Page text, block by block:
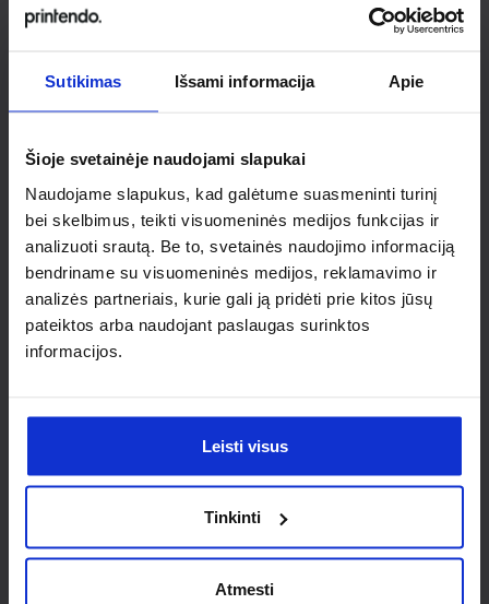
Sutikimas Išsami informacija Apie
Šioje svetainėje naudojami slapukai
Naudojame slapukus, kad galėtume suasmeninti turinį
bei skelbimus, teikti visuomeninės medijos funkcijas ir
analizuoti srautą. Be to, svetainės naudojimo informaciją
bendriname su visuomeninės medijos, reklamavimo ir
analizės partneriais, kurie gali ją pridėti prie kitos jūsų
pateiktos arba naudojant paslaugas surinktos
informacijos.
Leisti visus
Tinkinti
Atmesti
Ieškai
individualaus
sprendimo?
Susisiek su mumis dėl
nestandartinio produkto aptarimo.
Susisiekti